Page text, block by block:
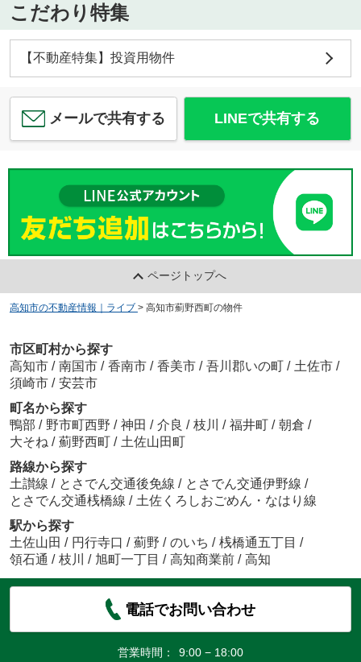
こだわり特集
【不動産特集】投資用物件
メールで共有する LINEで共有する
ページトップへ
高知市の不動産情報｜ライブ > 高知市薊野西町の物件
市区町村から探す
高知市 / 南国市 / 香南市 / 香美市 / 吾川郡いの町 / 土佐市 /
須崎市 / 安芸市
町名から探す
鴨部 / 野市町西野 / 神田 / 介良 / 枝川 / 福井町 / 朝倉 /
大そね / 薊野西町 / 土佐山田町
路線から探す
土讃線 / とさでん交通後免線 / とさでん交通伊野線 /
とさでん交通桟橋線 / 土佐くろしおごめん・なはり線
駅から探す
土佐山田 / 円行寺口 / 薊野 / のいち / 桟橋通五丁目 /
領石通 / 枝川 / 旭町一丁目 / 高知商業前 / 高知
電話でお問い合わせ
営業時間：
9:00 − 18:00